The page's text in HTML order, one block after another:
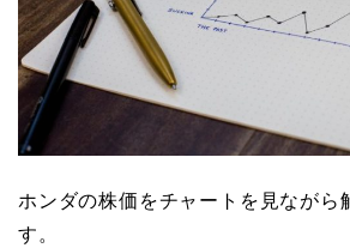
ホンダの株価をチャートを見ながら
す。